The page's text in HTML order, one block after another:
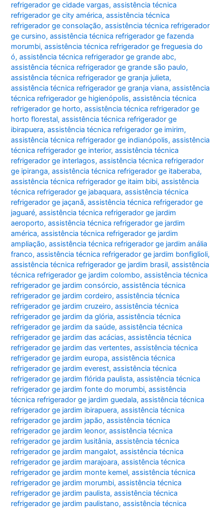
refrigerador ge cidade vargas,assistência técnica
refrigerador ge city américa,assistência técnica
refrigerador ge consolação,assistência técnica refrigerador
ge cursino,assistência técnica refrigerador ge fazenda
morumbi,assistência técnica refrigerador ge freguesia do
ó,assistência técnica refrigerador ge grande abc,
assistência técnica refrigerador ge grande são paulo,
assistência técnica refrigerador ge granja julieta,
assistência técnica refrigerador ge granja viana,assistência
técnica refrigerador ge higienópolis,assistência técnica
refrigerador ge horto,assistência técnica refrigerador ge
horto florestal,assistência técnica refrigerador ge
ibirapuera,assistência técnica refrigerador ge imirim,
assistência técnica refrigerador ge indianópolis,assistência
técnica refrigerador ge interior,assistência técnica
refrigerador ge interlagos,assistência técnica refrigerador
ge ipiranga,assistência técnica refrigerador ge itaberaba,
assistência técnica refrigerador ge itaim bibi,assistência
técnica refrigerador ge jabaquara,assistência técnica
refrigerador ge jaçanã,assistência técnica refrigerador ge
jaguaré,assistência técnica refrigerador ge jardim
aeroporto,assistência técnica refrigerador ge jardim
américa,assistência técnica refrigerador ge jardim
ampliação,assistência técnica refrigerador ge jardim anália
franco,assistência técnica refrigerador ge jardim bonfiglioli,
assistência técnica refrigerador ge jardim brasil,assistência
técnica refrigerador ge jardim colombo,assistência técnica
refrigerador ge jardim consórcio,assistência técnica
refrigerador ge jardim cordeiro,assistência técnica
refrigerador ge jardim cruzeiro,assistência técnica
refrigerador ge jardim da glória,assistência técnica
refrigerador ge jardim da saúde,assistência técnica
refrigerador ge jardim das acácias,assistência técnica
refrigerador ge jardim das vertentes,assistência técnica
refrigerador ge jardim europa,assistência técnica
refrigerador ge jardim everest,assistência técnica
refrigerador ge jardim flórida paulista,assistência técnica
refrigerador ge jardim fonte do morumbi,assistência
técnica refrigerador ge jardim guedala,assistência técnica
refrigerador ge jardim ibirapuera,assistência técnica
refrigerador ge jardim japão,assistência técnica
refrigerador ge jardim leonor,assistência técnica
refrigerador ge jardim lusitânia,assistência técnica
refrigerador ge jardim mangalot,assistência técnica
refrigerador ge jardim marajoara,assistência técnica
refrigerador ge jardim monte kemel,assistência técnica
refrigerador ge jardim morumbi,assistência técnica
refrigerador ge jardim paulista,assistência técnica
refrigerador ge jardim paulistano,assistência técnica